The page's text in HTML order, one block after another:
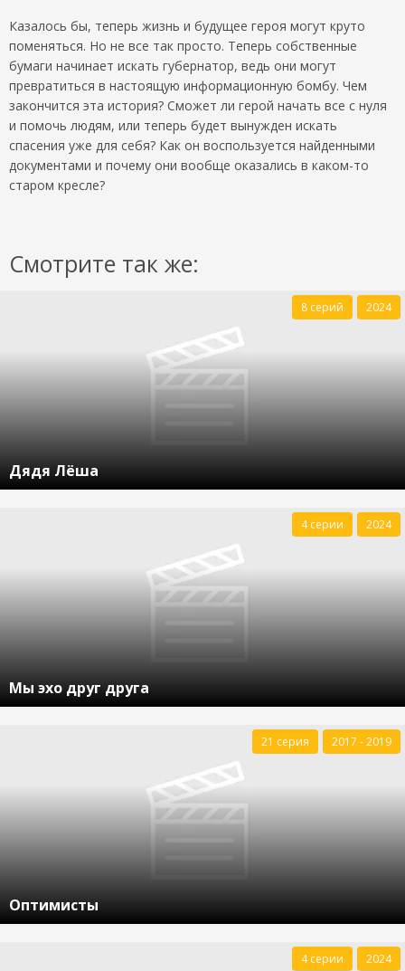
Казалось бы, теперь жизнь и будущее героя могут круто
поменяться. Но не все так просто. Теперь собственные
бумаги начинает искать губернатор, ведь они могут
превратиться в настоящую информационную бомбу. Чем
закончится эта история? Сможет ли герой начать все с нуля
и помочь людям, или теперь будет вынужден искать
спасения уже для себя? Как он воспользуется найденными
документами и почему они вообще оказались в каком-то
старом кресле?
Смотрите так же:
Дядя Лёша
8 серий 2024
Мы эхо друг друга
4 серии 2024
Оптимисты
21 серия 2017 - 2019
4 серии 2024